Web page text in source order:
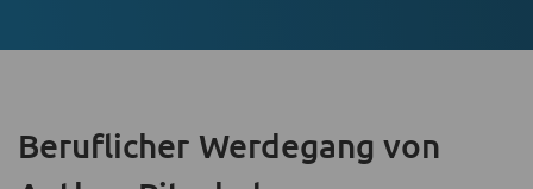
Beruflicher Werdegang von